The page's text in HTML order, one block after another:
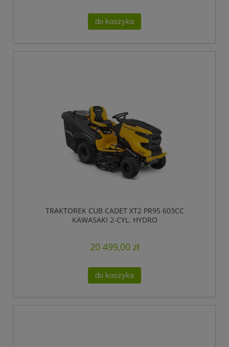
do koszyka
TRAKTOREK CUB CADET XT2 PR95 603CC
KAWASAKI 2-CYL. HYDRO
20 499,00 zł
do koszyka